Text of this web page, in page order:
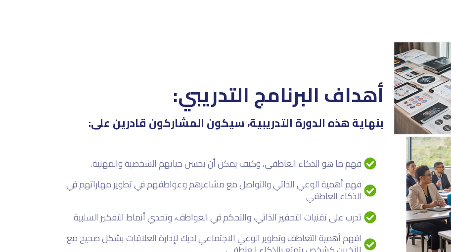
أهداف البرنامج التدريبي:
بنهاية هذه الدورة التدريبية، سيكون المشاركون قادرين على:
فهم ما هو الذكاء العاطفي، وكيف يمكن أن يحسن حياتهم الشخصية والمهنية.
فهم أهمية الوعي الذاتي والتواصل مع مشاعرهم وعواطفهم في تطوير مهاراتهم في
الذكاء العاطفي
تدرب على تقنيات التحفيز الذاتي، والتحكم في العواطف، وتحدي أنماط التفكير السلبية
افهم أهمية التعاطف وتطوير الوعي الاجتماعي لديك لإدارة العلاقات بشكل صحيح مع